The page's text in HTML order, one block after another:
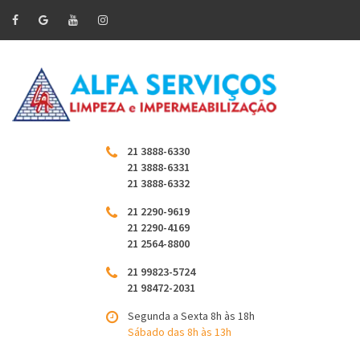
21 3888-6330
21 3888-6331
21 3888-6332
21 2290-9619
21 2290-4169
21 2564-8800
21 99823-5724
21 98472-2031
Segunda a Sexta 8h às 18h
Sábado das 8h às 13h